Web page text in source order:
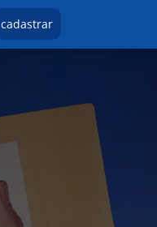
cadastrar